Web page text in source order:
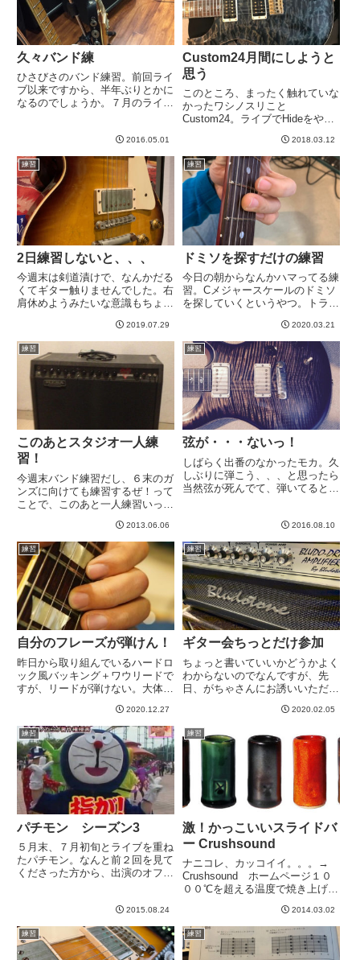
久々バンド練
ひさびさのバンド練習。前回ライ
ブ以来ですから、半年ぶりとかに
なるのでしょうか。７月のライブ
になりました。前にライブでやっ
たとはいえ、すっかり忘れてるの
で前日にあわてておさらいする
^...
2016.05.01
Custom24月間にしようと
思う
このところ、まったく触れていな
かったワシノスリこと
Custom24。ライブでHideをやっ
ニングにする必要があったため、
アーム付きはチューニングに時間
かかるということで、遠ざかって
おりました。そろそろこれに戻
ろ...
2018.03.12
練習
2日練習しないと、、、
今週末は剣道漬けで、なんかだる
くてギター触りませんでした。右
肩休めようみたいな意識もちょっ
むと劣化しますね。曲の練習とい
うか、今はピアノのハノンみたい
な感じで１フレーズ１０分＊４〜
５個くらいを最低練習セットと
位...
2019.07.29
練習
ドミソを探すだけの練習
今日の朝からなんかハマってる練
習。Cメジャースケールのドミソ
を探していくというやつ。トライ
ってからスケールの練習でもあり
遊び（ルーパーに合わせて）でも
あるのですが、とにかくスケール
をやってる中で、Cメジャース
ケ...
2020.03.21
練習
このあとスタジオ一人練
習！
今週末バンド練習だし、６末のガ
ンズに向けても練習するぜ！って
ことで、このあと一人練習いって
てくよ！車の荷台に乗せるのが大
変なんだよな。。。重さもそうで
すが大きいとなるとさらに取り回
しが大変＾＾；-----
2013.06.06
練習
弦が・・・ないっ！
しばらく出番のなかったモカ。久
しぶりに弾こう、、、と思ったら
当然弦が死んでて、弾いてると指
くなっていたorz２０１６年、こ
れまで最も弾いていないのがこの
モカであることにふと気づき...
2016.08.10
練習
自分のフレーズが弾けん！
昨日から取り組んでいるハードロ
ック風バッキング＋ワウリードで
すが、リードが弾けない。大体こ
ありますが、自分のバッキングの
テンポで弾けないし、すごい音痴
な感じで聴けたもんではない。
が、数時間が経過して少しずつ改
善...
2020.12.27
練習
ギター会ちっとだけ参加
ちょっと書いていいかどうかよく
わからないのでなんですが、先
日、がちゃさんにお誘いいただき
た時期にブルードトーンを購入さ
れた方が二人いて、それのお試し
ということで＾＾ かこい
い。。。 ダンブル系...
2020.02.05
練習
パチモン シーズン3
５月末、７月初旬とライブを重ね
たパチモン。なんと前２回を見て
くださった方から、出演のオファ
ろん、我々が支払う料金のことで
すよ！www間違ってももらえま
せんwwなんと日付は１０月３
日...
2015.08.24
練習
激！かっこいいスライドバ
ー Crushsound
ナニコレ、カッコイイ。。。→
Crushsound ホームページ１０
００℃を超える温度で焼き上げて
したいろんな色があって、どれも
カコイイ。きになるおもちゃさん
のサイトで知ったのですが、一瞬
で売り切れですね。はや...
2014.03.02
練習 練習